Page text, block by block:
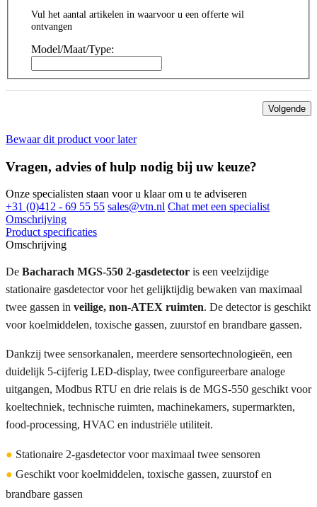
Vul het aantal artikelen in waarvoor u een offerte wil
ontvangen
Model/Maat/Type:
Volgende
Bewaar dit product voor later
Vragen, advies of hulp nodig bij uw keuze?
Onze specialisten staan voor u klaar om u te adviseren
+31 (0)412 - 69 55 55 sales@vtn.nl Chat met een specialist
Omschrijving
Product specificaties
Omschrijving
De Bacharach MGS-550 2-gasdetector is een veelzijdige
stationaire gasdetector voor het gelijktijdig bewaken van maximaal
twee gassen in veilige, non-ATEX ruimten. De detector is geschikt
voor koelmiddelen, toxische gassen, zuurstof en brandbare gassen.
Dankzij twee sensorkanalen, meerdere sensortechnologieën, een
duidelijk 5-cijferig LED-display, twee configureerbare analoge
uitgangen, Modbus RTU en drie relais is de MGS-550 geschikt voor
koeltechniek, technische ruimten, machinekamers, supermarkten,
food-processing, HVAC en industriële utiliteit.
● Stationaire 2-gasdetector voor maximaal twee sensoren
● Geschikt voor koelmiddelen, toxische gassen, zuurstof en
brandbare gassen